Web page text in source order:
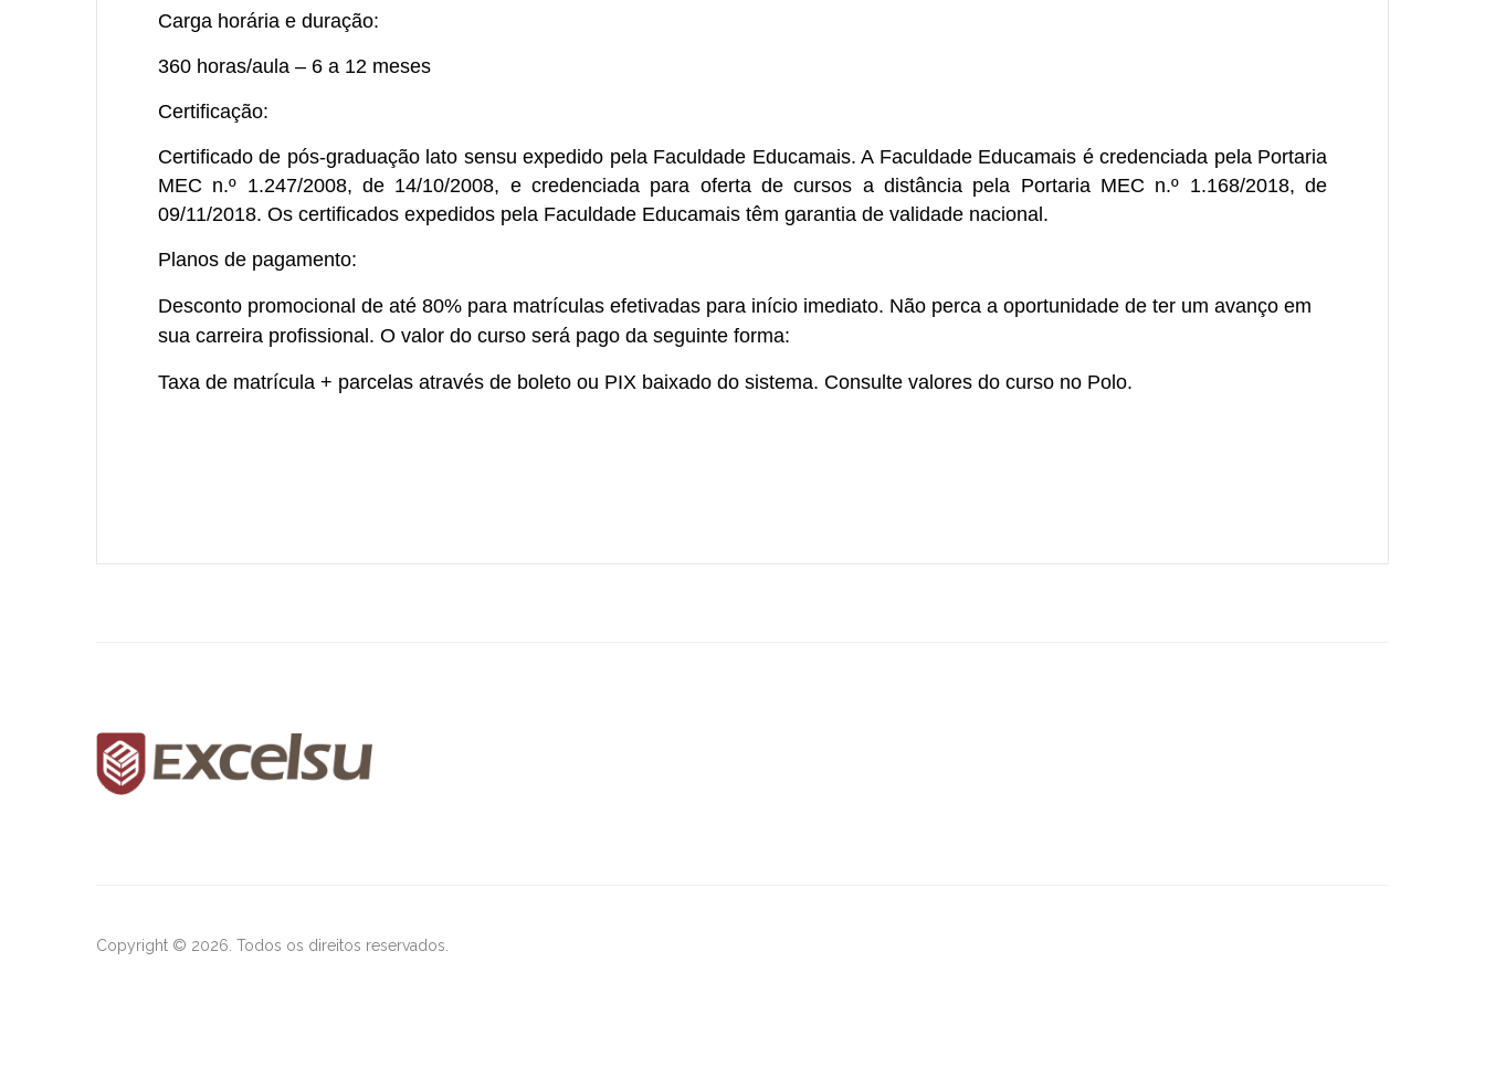
Carga horária e duração:
360 horas/aula – 6 a 12 meses
Certificação:
Certificado de pós-graduação lato sensu expedido pela Faculdade Educamais. A Faculdade Educamais é credenciada pela Portaria
MEC n.º 1.247/2008, de 14/10/2008, e credenciada para oferta de cursos a distância pela Portaria MEC n.º 1.168/2018, de
09/11/2018. Os certificados expedidos pela Faculdade Educamais têm garantia de validade nacional.
Planos de pagamento:
Desconto promocional de até 80% para matrículas efetivadas para início imediato. Não perca a oportunidade de ter um avanço em
sua carreira profissional. O valor do curso será pago da seguinte forma:
Taxa de matrícula + parcelas através de boleto ou PIX baixado do sistema. Consulte valores do curso no Polo.
Copyright © 2026. Todos os direitos reservados.